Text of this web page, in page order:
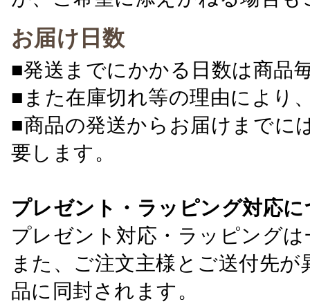
お届け日数
■発送までにかかる日数は商品
■また在庫切れ等の理由により
■商品の発送からお届けまでに
要します。
プレゼント・ラッピング対応
プレゼント対応・ラッピング
また、ご注文主様とご送付先
品に同封されます。